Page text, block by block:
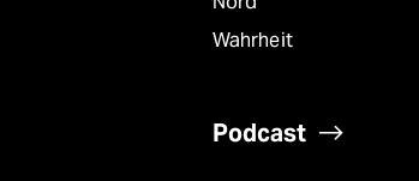
Wahrheit
Podcast